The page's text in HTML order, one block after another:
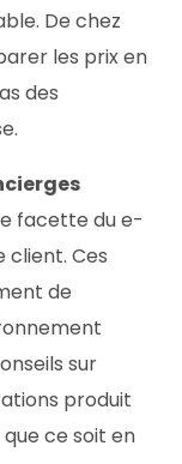
De chez
les prix en
des
facette du e-
client. Ces
de
sur
produit
ce soit en